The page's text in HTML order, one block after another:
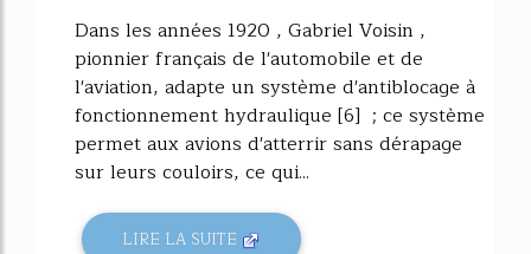
Dans les années 1920 , Gabriel Voisin ,
pionnier français de l'automobile et de
l'aviation, adapte un système d'antiblocage à
fonctionnement hydraulique [6] ; ce système
permet aux avions d'atterrir sans dérapage
sur leurs couloirs, ce qui...
LIRE LA SUITE